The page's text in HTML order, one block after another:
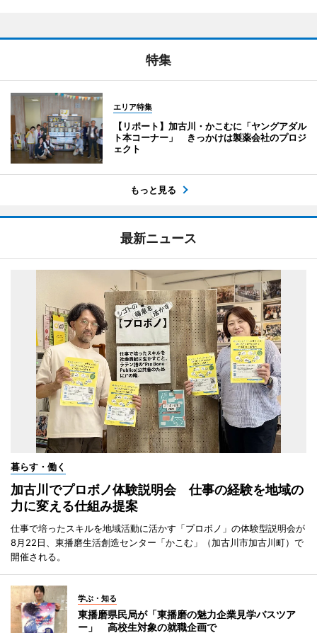
特集
エリア特集
【リポート】加古川・かこむに「ヤングアダル
ト本コーナー」 きっかけは製薬会社のプロジ
ェクト
もっと見る
最新ニュース
暮らす・働く
加古川でプロボノ体験説明会 仕事の経験を地域の
力に変える仕組み提案
仕事で培ったスキルを地域活動に活かす「プロボノ」の体験型説明会が
8月22日、東播磨生活創造センター「かこむ」（加古川市加古川町）で
開催される。
学ぶ・知る
東播磨県民局が「東播磨の魅力企業見学バスツア
ー」 高校生対象の就職企画で